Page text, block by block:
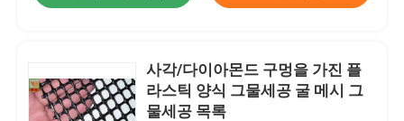
사각/다이아몬드 구멍을 가진 플
라스틱 양식 그물세공 굴 메시 그
물세공 목록